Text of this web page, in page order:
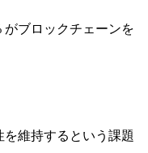
がブロックチェーンを
維持するという課題